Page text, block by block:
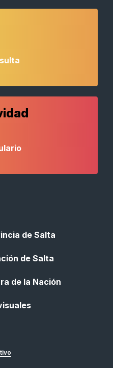
de Salta
de Salta
de la Nación